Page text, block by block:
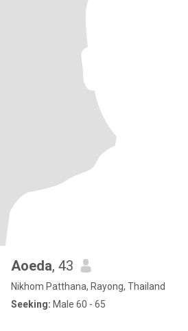
Aoeda, 43
Nikhom Patthana, Rayong, Thailand
Seeking: Male 60 - 65